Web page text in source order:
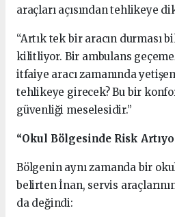
araçları açısından tehlikeye
“Artık tek bir aracın durması
kilitliyor. Bir ambulans
itfaiye aracı zamanında
tehlikeye girecek? Bu bir
güvenliği meselesidir.”
“Okul Bölgesinde Risk
Bölgenin aynı zamanda bir
belirten İnan, servis
da değindi: